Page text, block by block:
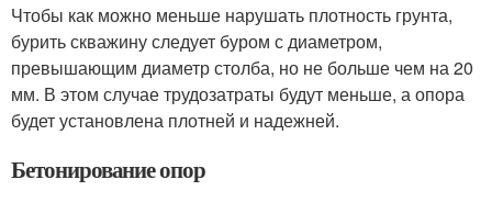
Чтобы как можно меньше нарушать плотность грунта,
бурить скважину следует буром с диаметром,
превышающим диаметр столба, но не больше чем на 20
мм. В этом случае трудозатраты будут меньше, а опора
будет установлена плотней и надежней.
Бетонирование опор